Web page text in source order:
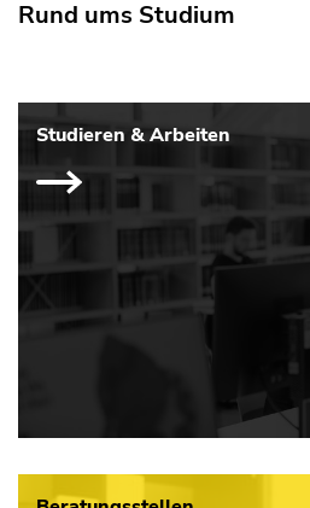
Rund ums Studium
Studieren & Arbeiten